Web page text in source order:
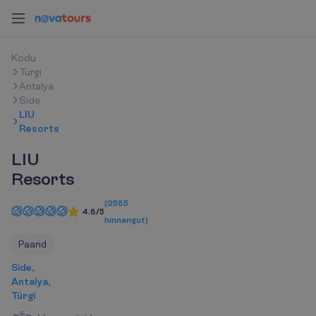
Kodu
Türgi
Antalya
Side
LIU
Resorts
LIU
Resorts
4.8/5
(2585
hinnangut)
Paarid
Side,
Antalya,
Türgi